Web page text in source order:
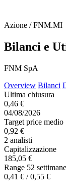
Azione / FNM.MI
Bilanci e
FNM SpA
Overview Bilanci
Ultima chiusura
0,46 €
04/08/2026
Target price medio
0,92 €
2 analisti
Capitalizzazione
185,05 €
Range 52 settimane
0,41 € / 0,55 €